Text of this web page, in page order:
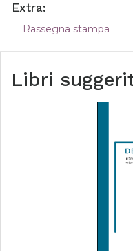
Extra:
Rassegna stampa
Libri